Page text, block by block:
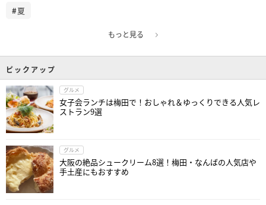
夏
もっと見る
ピックアップ
グルメ
女子会ランチは梅田で！おしゃれ＆ゆっくりできる人気レ
ストラン9選
グルメ
大阪の絶品シュークリーム8選！梅田・なんばの人気店や
手土産にもおすすめ